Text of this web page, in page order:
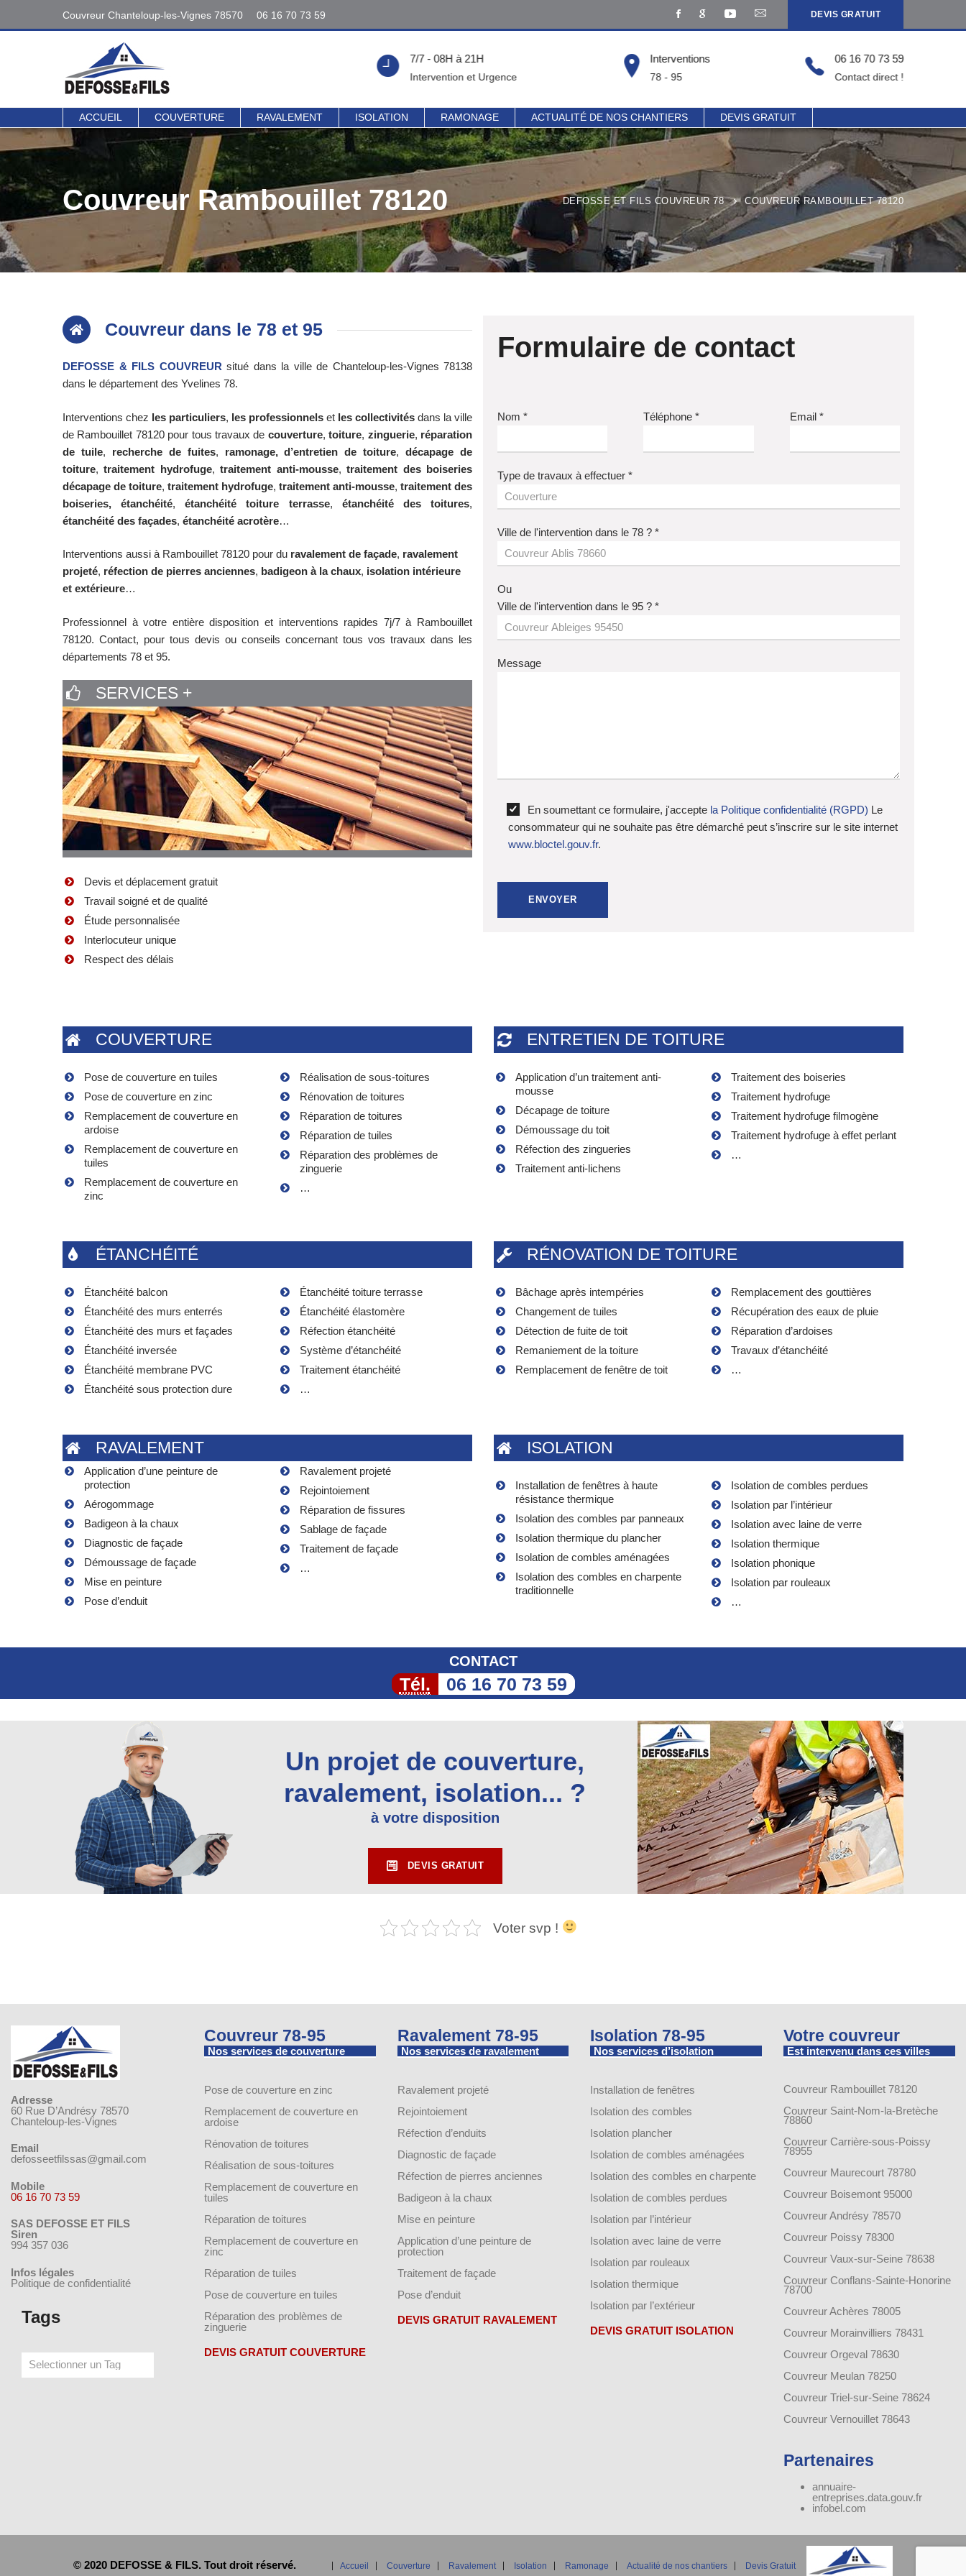
Couvreur Chanteloup-les-Vignes 78570 06 16 70 73 59 DEVIS GRATUIT
Interventions
78 - 95
7/7 - 08H à 21H
Intervention et Urgence
Interventions
78 - 95
06 16 70 73 59
Contact direct !
ACCUEIL COUVERTURE RAVALEMENT ISOLATION RAMONAGE ACTUALITÉ DE NOS CHANTIERS DEVIS GRATUIT
Couvreur Rambouillet 78120 DEFOSSE ET FILS COUVREUR 78 COUVREUR RAMBOUILLET 78120
Couvreur dans le 78 et 95
DEFOSSE & FILS COUVREUR situé dans la ville de Chanteloup-les-Vignes 78138
dans le département des Yvelines 78.
Interventions chez les particuliers, les professionnels et les collectivités dans la ville
de Rambouillet 78120 pour tous travaux de couverture,toiture, zinguerie, réparation
de tuile, recherche de fuites, ramonage,d’entretien de toiture,décapage de
toiture,traitement hydrofuge,traitement anti-mousse,traitement des boiseries
décapage de toiture, traitement hydrofuge, traitement anti-mousse, traitement des
boiseries,
étanchéité,étanchéité toiture terrasse, étanchéité des toitures,
étanchéité des façades, étanchéité acrotère…
Interventions aussi à Rambouillet 78120 pour du ravalement de façade, ravalement
projeté, réfection de pierres anciennes, badigeon à la chaux, isolation intérieure
et extérieure…
Professionnel à votre entière disposition et interventions rapides 7j/7 à Rambouillet
78120. Contact, pour tous devis ou conseils concernant tous vos travaux dans les
départements 78 et 95.
SERVICES +
Devis et déplacement gratuit
Travail soigné et de qualité
Étude personnalisée
Interlocuteur unique
Respect des délais
Formulaire de contact
Nom * Téléphone * Email *
Type de travaux à effectuer *
Ville de l'intervention dans le 78 ? *
Ou
Ville de l'intervention dans le 95 ? *
Message
En soumettant ce formulaire, j'accepte la Politique confidentialité (RGPD) Le
consommateur qui ne souhaite pas être démarché peut s’inscrire sur le site internet
www.bloctel.gouv.fr.
COUVERTURE
Pose de couverture en tuiles
Pose de couverture en zinc
Remplacement de couverture en
ardoise
Remplacement de couverture en
tuiles
Remplacement de couverture en
zinc
Réalisation de sous-toitures
Rénovation de toitures
Réparation de toitures
Réparation de tuiles
Réparation des problèmes de
zinguerie
…
ENTRETIEN DE TOITURE
Application d’un traitement anti-
mousse
Décapage de toiture
Démoussage du toit
Réfection des zingueries
Traitement anti-lichens
Traitement des boiseries
Traitement hydrofuge
Traitement hydrofuge filmogène
Traitement hydrofuge à effet perlant
…
ÉTANCHÉITÉ
Étanchéité balcon
Étanchéité des murs enterrés
Étanchéité des murs et façades
Étanchéité inversée
Étanchéité membrane PVC
Étanchéité sous protection dure
Étanchéité toiture terrasse
Étanchéité élastomère
Réfection étanchéité
Système d’étanchéité
Traitement étanchéité
…
RÉNOVATION DE TOITURE
Bâchage après intempéries
Changement de tuiles
Détection de fuite de toit
Remaniement de la toiture
Remplacement de fenêtre de toit
Remplacement des gouttières
Récupération des eaux de pluie
Réparation d’ardoises
Travaux d’étanchéité
…
RAVALEMENT
Application d’une peinture de
protection
Aérogommage
Badigeon à la chaux
Diagnostic de façade
Démoussage de façade
Mise en peinture
Pose d’enduit
Ravalement projeté
Rejointoiement
Réparation de fissures
Sablage de façade
Traitement de façade
…
ISOLATION
Installation de fenêtres à haute
résistance thermique
Isolation des combles par panneaux
Isolation thermique du plancher
Isolation de combles aménagées
Isolation des combles en charpente
traditionnelle
Isolation de combles perdues
Isolation par l’intérieur
Isolation avec laine de verre
Isolation thermique
Isolation phonique
Isolation par rouleaux
…
CONTACT
Tél. 06 16 70 73 59
Un projet de couverture,
ravalement, isolation... ?
à votre disposition
DEVIS GRATUIT
Voter svp !
Adresse
60 Rue D’Andrésy 78570
Chanteloup-les-Vignes
Email
defosseetfilssas@gmail.com
Mobile
06 16 70 73 59
SAS DEFOSSE ET FILS
Siren
994 357 036
Infos légales
Politique de confidentialité
Tags
Couvreur 78-95
Nos services de couverture
Pose de couverture en zinc
Remplacement de couverture en
ardoise
Rénovation de toitures
Réalisation de sous-toitures
Remplacement de couverture en
tuiles
Réparation de toitures
Remplacement de couverture en
zinc
Réparation de tuiles
Pose de couverture en tuiles
Réparation des problèmes de
zinguerie
DEVIS GRATUIT COUVERTURE
Ravalement 78-95
Nos services de ravalement
Ravalement projeté
Rejointoiement
Réfection d’enduits
Diagnostic de façade
Réfection de pierres anciennes
Badigeon à la chaux
Mise en peinture
Application d’une peinture de
protection
Traitement de façade
Pose d’enduit
DEVIS GRATUIT RAVALEMENT
Isolation 78-95
Nos services d’isolation
Installation de fenêtres
Isolation des combles
Isolation plancher
Isolation de combles aménagées
Isolation des combles en charpente
Isolation de combles perdues
Isolation par l’intérieur
Isolation avec laine de verre
Isolation par rouleaux
Isolation thermique
Isolation par l’extérieur
DEVIS GRATUIT ISOLATION
Votre couvreur
Est intervenu dans ces villes
Couvreur Rambouillet 78120
Couvreur Saint-Nom-la-Bretèche
78860
Couvreur Carrière-sous-Poissy
78955
Couvreur Maurecourt 78780
Couvreur Boisemont 95000
Couvreur Andrésy 78570
Couvreur Poissy 78300
Couvreur Vaux-sur-Seine 78638
Couvreur Conflans-Sainte-Honorine
78700
Couvreur Achères 78005
Couvreur Morainvilliers 78431
Couvreur Orgeval 78630
Couvreur Meulan 78250
Couvreur Triel-sur-Seine 78624
Couvreur Vernouillet 78643
Partenaires
annuaire-
entreprises.data.gouv.fr
infobel.com
© 2020 DEFOSSE & FILS. Tout droit réservé. Accueil Couverture Ravalement Isolation Ramonage Actualité de nos chantiers Devis Gratuit